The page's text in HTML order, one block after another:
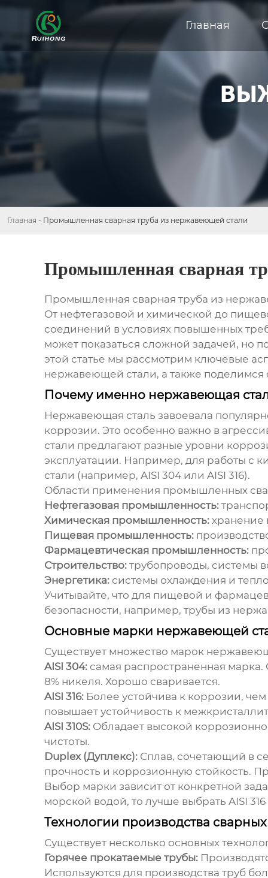
Главная
Главная - Промышленная сварная труба из нержавеющей стали
Промышленная сварная
Промышленная сварная труба из
От нефтегазовой и химической до
соединений в условиях повышенных
может показаться сложной задачей, но
этой статье мы рассмотрим ключевые
нержавеющей стали, а также
Почему именно нержавеющая
Нержавеющая сталь завоевала
коррозии. Это особенно важно в
стали предлагают разные уровни
эксплуатации. Например, для работы с
стали (например, AISI 304 или AISI 316).
Области применения промышленных
Нефтегазовая промышленность:
Химическая промышленность:хранение
Пищевая промышленность:
Фармацевтическая промышленность:
Строительство:трубопроводы, системы
Энергетика:системы охлаждения и
Учитывайте, что для пищевой и
безопасности, например, трубы из
Основные марки нержавеющей
Существует множество марок
AISI 304:самая распространенная
8% никеля. Хорошо сваривается.
AISI 316:Более устойчива к коррозии,
повышает устойчивость к
AISI 310S:Обладает высокой
чистоты.
Duplex (Дуплекс):Сплав, сочетающий в
прочность и коррозионную стойкость.
Выбор марки зависит от конкретной
морской водой, то лучше выбрать AISI
Технологии производства
Существует несколько основных
Горячее прокатаемые трубы:
Используются для производства труб